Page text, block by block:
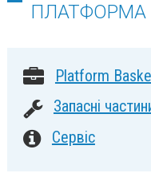
ПЛАТФОРМА
Platform
Запасні
Сервіс